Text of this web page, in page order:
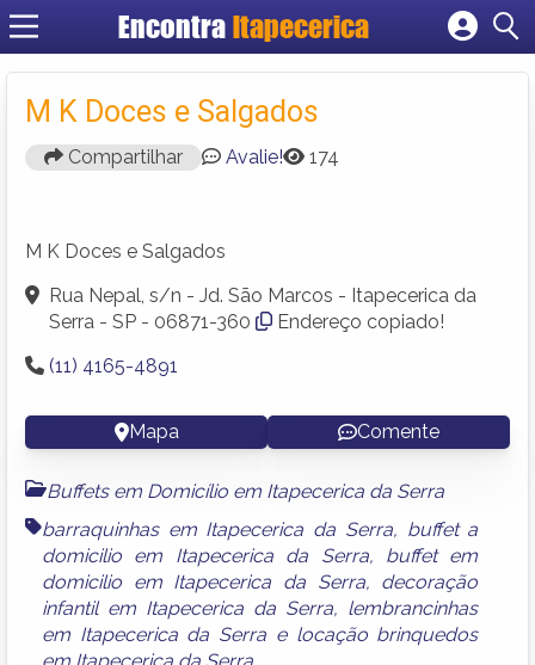
Encontra Itapecerica
Cadastrar empresa
Criar conta
M K Doces e Salgados
Compartilhar Avalie! 174
M K Doces e Salgados
Rua Nepal, s/n - Jd. São Marcos - Itapecerica da
Serra - SP - 06871-360
Endereço copiado!
(11) 4165-4891
Mapa Comente
Buffets em Domicílio em Itapecerica da Serra
barraquinhas em Itapecerica da Serra, buffet a
domicilio em Itapecerica da Serra, buffet em
domicilio em Itapecerica da Serra, decoração
infantil em Itapecerica da Serra, lembrancinhas
em Itapecerica da Serra e locação brinquedos
em Itapecerica da Serra